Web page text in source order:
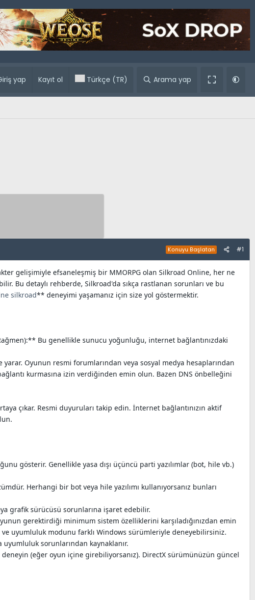
sunucular
yap Kayıt ol Türkçe (TR) Arama yap
Konuyu Başlatan #1
gelişimiyle efsaneleşmiş bir MMORPG olan Silkroad Online, her ne
Bu detaylı rehberde, Silkroad'da sıkça rastlanan sorunları ve bu
silkroad** deneyimi yaşamanız için size yol göstermektir.
Bu genellikle sunucu yoğunluğu, internet bağlantınızdaki
Oyunun resmi forumlarından veya sosyal medya hesaplarından
kurmasına izin verdiğinden emin olun. Bazen DNS önbelleğini
çıkar. Resmi duyuruları takip edin. İnternet bağlantınızın aktif
gösterir. Genellikle yasa dışı üçüncü parti yazılımlar (bot, hile vb.)
Herhangi bir bot veya hile yazılımı kullanıyorsanız bunları
grafik sürücüsü sorunlarına işaret edebilir.
gerektirdiği minimum sistem özelliklerini karşıladığınızdan emin
ve uyumluluk modunu farklı Windows sürümleriyle deneyebilirsiniz.
sorunlarından kaynaklanır.
(eğer oyun içine girebiliyorsanız). DirectX sürümünüzün güncel